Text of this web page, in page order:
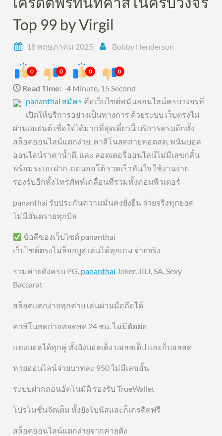
Top 99 by Virgil
18 พฤษภาคม 2025 Bobby Henderson
0 0 0 0
Read Time: 4 Minute, 15 Second
pananthai สมัคร คือเว็บไซต์พนันออนไลน์ครบวงจรที่
เปิดให้บริการอย่างเป็นทางการ ด้วยระบบ เว็บตรงไม่
ผ่านเอเย่นต์ เชื่อใจได้มากที่สุดเดี๋ยวนี้ บริการครบอีกทั้ง
สล็อตออนไลน์แตกง่าย, คาสิโนสดถ่ายทอดสด, พนันบอล
ออนไลน์ราคาน้ำดี, และ ลอตเตอรี่ออนไลน์ไม่มีเลขกลั้น
พร้อมระบบ ฝาก-ถอนออโต้ รวดเร็วทันใจ ใช้งานง่าย
รองรับอีกทั้งโทรศัพท์เคลื่อนที่รวมทั้งคอมพิวเตอร์
pananthai รับประกันความมั่นคงยั่งยืน จ่ายจริงทุกยอด
ไม่มีอันตรายทุกบิล
ข้อดีของเว็บไซต์ pananthai
เว็บไซต์ตรงไม่ล็อกยูส เล่นได้ทุกเกม จ่ายจริง
รวมค่ายดังครบ PG, pananthai Joker, JILI, SA, Sexy
Baccarat
สล็อตแตกง่ายทุกค่าย เล่นผ่านมือถือได้
คาสิโนสดถ่ายทอดสด 24 ชม. ไม่มีตัดต่อ
แทงบอลได้ทุกคู่ ทั้งยังบอลเต็ง บอลสเต็ป และก็บอลสด
หวยออนไลน์จ่ายบาทละ 950 ไม่มีเลขอั้น
ระบบฝากถอนอัตโนมัติ รองรับ TrueWallet
โปรโมชั่นจัดเต็ม ทั้งยังโบนัสและก็เครดิตฟรี
สล็อตออนไลน์แตกง่ายจากค่ายดัง